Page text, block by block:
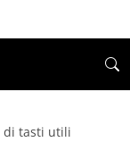
di tasti utili